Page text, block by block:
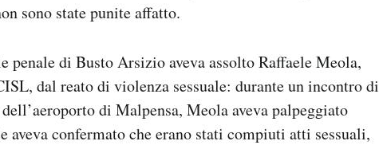
sono state punite affatto.
penale di Busto Arsizio aveva assolto Raffaele Meola,
dal reato di violenza sessuale: durante un incontro di
di Malpensa, Meola aveva palpeggiato
aveva confermato che erano stati compiuti atti sessuali,